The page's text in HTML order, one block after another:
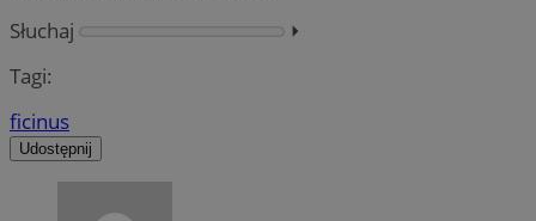
Słuchaj
⏵︎
Tagi:
ficinus
Udostępnij